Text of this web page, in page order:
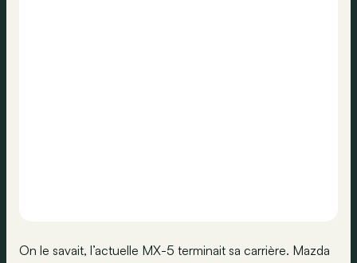
On le savait, l’actuelle MX-5 terminait sa carrière. Mazda